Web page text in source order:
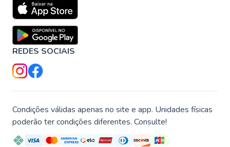
REDES SOCIAIS
Condições válidas apenas no site e app. Unidades físicas
poderão ter condições diferentes. Consulte!